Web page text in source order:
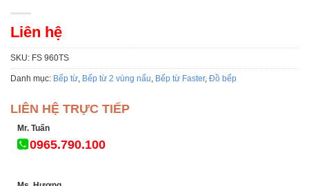
Liên hệ
SKU: FS 960TS
Danh mục: Bếp từ, Bếp từ 2 vùng nấu, Bếp từ Faster, Đồ bếp
LIÊN HỆ TRỰC TIẾP
Mr. Tuấn
0965.790.100